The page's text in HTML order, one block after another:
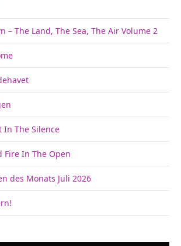
– The Land, The Sea, The Air Volume 2
In The Silence
Fire In The Open
des Monats Juli 2026